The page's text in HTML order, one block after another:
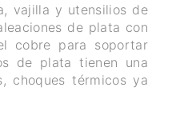
vajilla y utensilios de
de plata con
cobre para soportar
de plata tienen una
choques térmicos ya